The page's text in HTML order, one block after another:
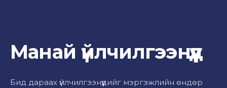
Манай үйлчилгээнүүд
Бид дараах үйлчилгээнүүдийг мэргэжлийн өндөр